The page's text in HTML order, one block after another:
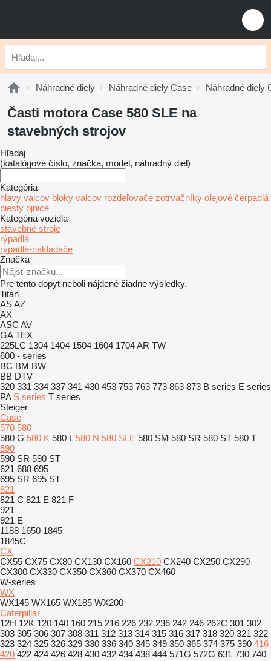
Náhradné diely Náhradné diely Case Náhradné diely
Časti motora Case 580 SLE na
stavebných strojov
Hľadaj
(katalógové číslo, značka, model, náhradný diel)
Kategória
hlavy valcov bloky valcov rozdeľovače zotrvačníky olejové čerpadlá
piesty ojnice
Kategória vozidla
stavebné stroje
rýpadlá
rýpadlá-nakladače
Značka
Pre tento dopyt neboli nájdené žiadne výsledky.
Titan
ASAZ
AX
ASC AV
GA TEX
225LC 1304 1404 1504 1604 1704AR TW
600 - series
BC BM BW
BB DTV
320 331 334 337 341 430 453 753 763 773 863 873 B series E series
PA S series T series
Steiger
Case
570 580
580 G 580 K 580 L 580 N 580 SLE 580 SM 580 SR 580 ST 580 T
590
590 SR 590 ST
621 688 695
695 SR 695 ST
821
821 C 821 E 821 F
921
921 E
1188 1650 1845
1845C
CX
CX55 CX75 CX80 CX130 CX160 CX210 CX240 CX250 CX290
CX300 CX330 CX350 CX360 CX370 CX460
W-series
WX
WX145 WX165 WX185 WX200
Caterpillar
12H 12K 120 140 160 215 216 226 232 236 242 246 262C 301 302
303 305 306 307 308 311 312 313 314 315 316 317 318 320 321 322
323 324 325 326 329 330 336 340 345 349 350 365 374 375 390 416
420 422 424 426 428 430 432 434 438 444 571G 572G 631 730 740